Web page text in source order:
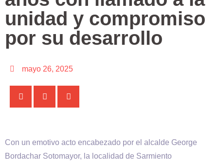
unidad y compromiso
por su desarrollo
mayo 26, 2025
Con un emotivo acto encabezado por el alcalde George
Bordachar Sotomayor, la localidad de Sarmiento